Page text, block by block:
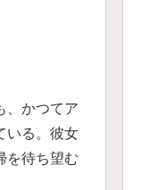
、かつてア
いる。彼女
を待ち望む